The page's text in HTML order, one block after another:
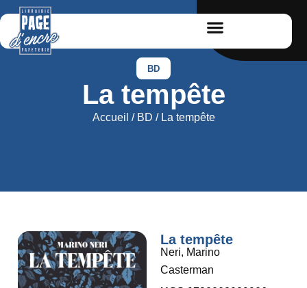
BD
La tempête
Accueil / BD / La tempête
La tempête
Neri, Marino
Casterman